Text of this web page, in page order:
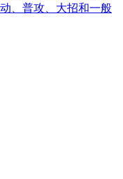
、普攻、大招和一般